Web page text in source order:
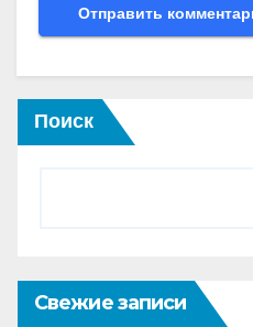
Поиск
Свежие записи